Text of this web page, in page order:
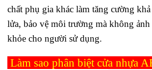
chất phụ gia khác làm tăng cường
lửa, bảo vệ môi trường mà không
khỏe cho người sử dụng.
Làm sao phân biệt cửa nhựa